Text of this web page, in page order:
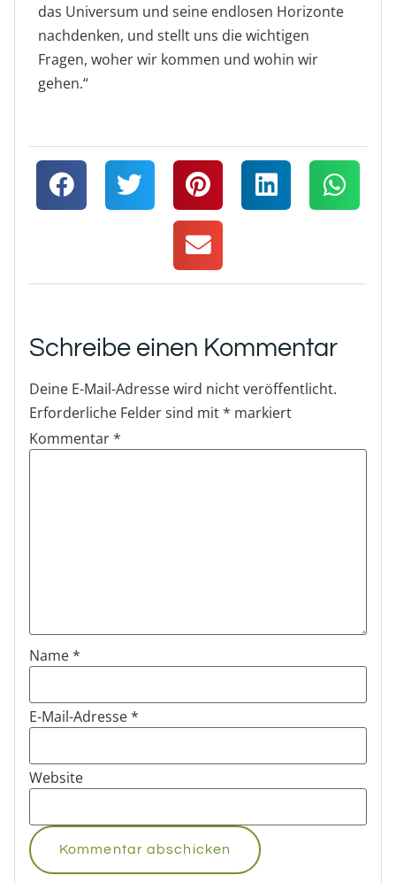
das Universum und seine endlosen Horizonte
nachdenken, und stellt uns die wichtigen
Fragen, woher wir kommen und wohin wir
gehen.“
Schreibe einen Kommentar
Deine E-Mail-Adresse wird nicht veröffentlicht.
Erforderliche Felder sind mit* markiert
Kommentar*
Name*
E-Mail-Adresse*
Website